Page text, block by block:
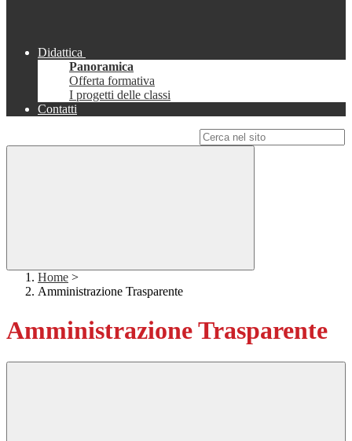
Didattica
Panoramica
Offerta formativa
I progetti delle classi
Contatti
Home >
Amministrazione Trasparente
Amministrazione Trasparente